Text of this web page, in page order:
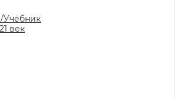
Учебник
век